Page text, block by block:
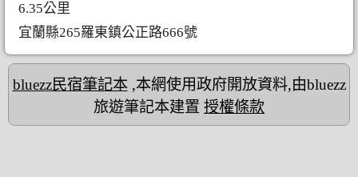
6.35公里
宜蘭縣265羅東鎮公正路666號
bluezz民宿筆記本,本網使用政府開放資料,由bluezz
旅遊筆記本建置 授權條款